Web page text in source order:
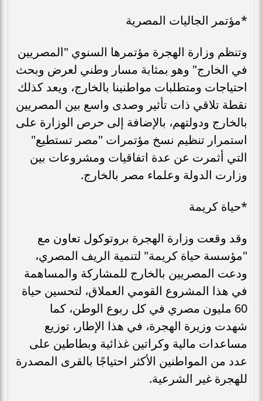
*مؤتمر الجاليات المصرية
وتنظم وزارة الهجرة مؤتمرها السنوي "المصريين
في الخارج" وهو بمثابة مسار وطني لعرض وبحث
احتياجات ومتطلبات مواطنينا بالخارج، ويعد كذلك
نقطة تلاقي ذات تأثير وصدى واسع بين المصريين
بالخارج ودولتهم، بالإضافة إلى حرص الوزارة على
استمرار تنظيم نسخ مؤتمرات "مصر تستطيع"
التي أثمرت عن عدة اتفاقيات ومشروعات بين
وزارت الدولة وعلماء مصر بالخارج.
*حياة كريمة
وقد وقعت وزارة الهجرة بروتوكول تعاون مع
"مؤسسة حياة كريمة" لتنمية الريف المصري،
ودعت المصريين بالخارج للمشاركة والمساهمة
في هذا المشروع القومي العملاق، لتحسين حياة
60 مليون مصري في كل ربوع الوطن، كما
شهدت وزيرة الهجرة، في هذا الإطار، توزيع
مساعدات مالية وكراتين غذائية وبطاطين على
عدد من المواطنين الأكثر احتياجًا بالقرى المصدرة
للهجرة غير الشرعية.